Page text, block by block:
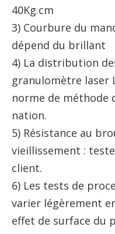
40Kg.cm
3) Courbure du
dépend du brillant
4) La distribution
granulomètre laser
norme de méthode
nation.
5) Résistance au
vieillissement :
client.
6) Les tests de
varier légèrement
effet de surface du